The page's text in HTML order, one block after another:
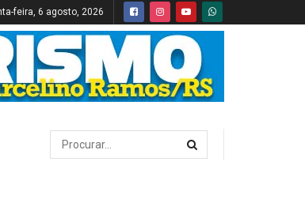
feira, 6 agosto, 2026